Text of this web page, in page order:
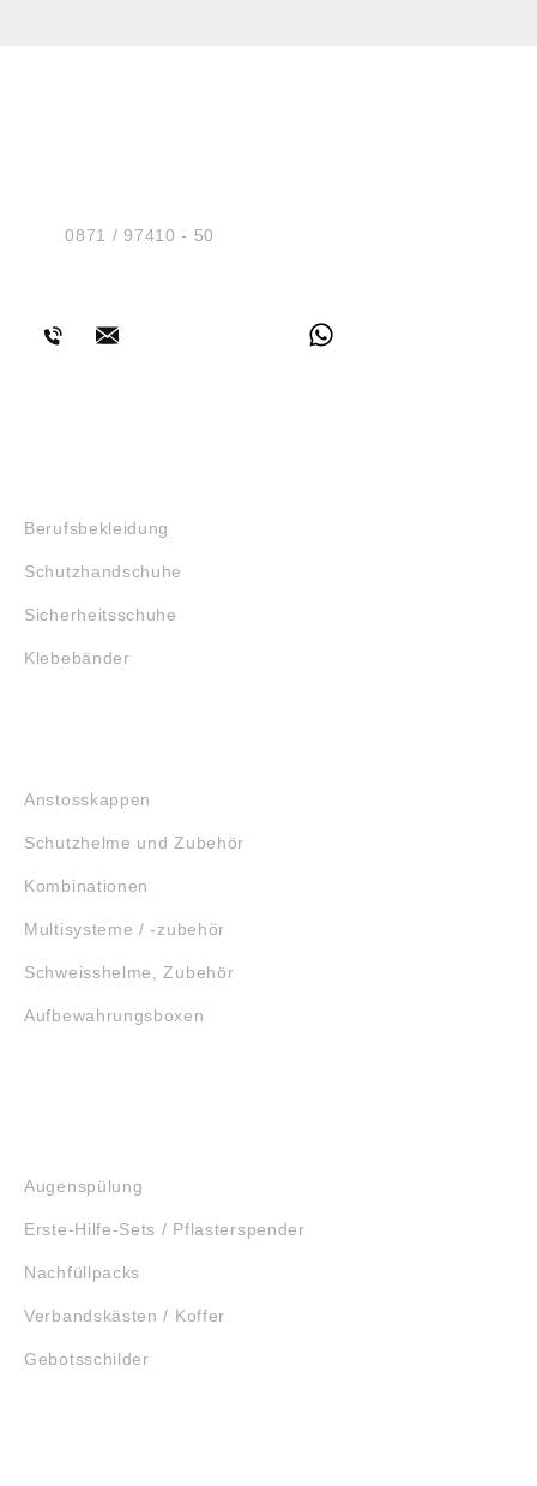
Tel.:0871 / 97410 - 50
Berufsbekleidung
Schutzhandschuhe
Sicherheitsschuhe
Klebebänder
Anstosskappen
Schutzhelme und Zubehör
Kombinationen
Multisysteme / -zubehör
Schweisshelme, Zubehör
Aufbewahrungsboxen
Augenspülung
Erste-Hilfe-Sets / Pflasterspender
Nachfüllpacks
Verbandskästen / Koffer
Gebotsschilder